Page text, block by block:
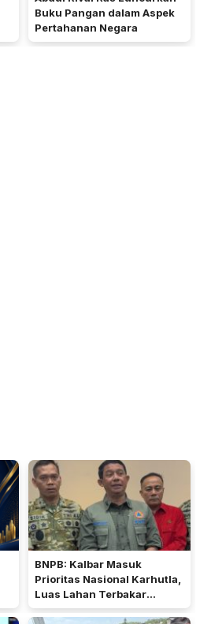
Buku Pangan dalam Aspek
Pertahanan Negara
BNPB: Kalbar Masuk
Prioritas Nasional Karhutla,
Luas Lahan Terbakar
Peringkat Keempat